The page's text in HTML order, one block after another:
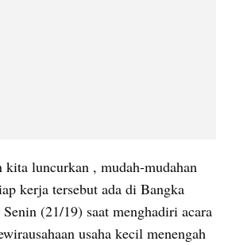
kita luncurkan , mudah-mudahan
kerja tersebut ada di Bangka
(21/19) saat menghadiri acara
usaha kecil menengah